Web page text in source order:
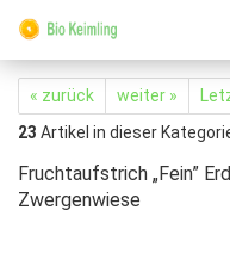
« zurück weiter »
23 Artikel in dieser
Fruchtaufstrich „Fein”
Zwergenwiese